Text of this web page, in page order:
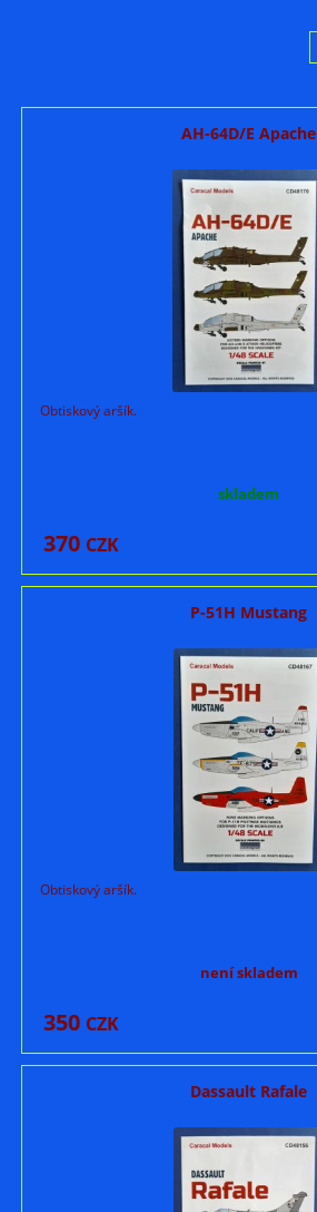
AH-64D/E Apache
Obtiskový aršík.
skladem
370 CZK
P-51H Mustang
Obtiskový aršík.
není skladem
350 CZK
Dassault Rafale